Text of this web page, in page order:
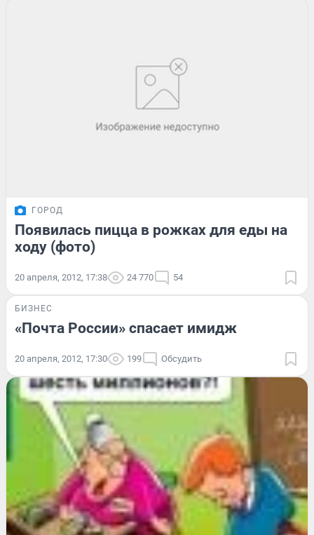
ГОРОД
Появилась пицца в рожках для еды на
ходу (фото)
20 апреля, 2012, 17:38 24 770 54
БИЗНЕС
«Почта России» спасает имидж
20 апреля, 2012, 17:30 199 Обсудить